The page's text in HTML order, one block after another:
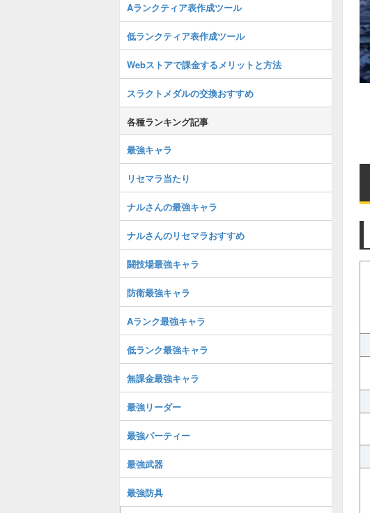
Aランクティア表作成ツール
低ランクティア表作成ツール
Webストアで課金するメリットと方法
スラクトメダルの交換おすすめ
各種ランキング記事
最強キャラ
リセマラ当たり
ナルさんの最強キャラ
ナルさんのリセマラおすすめ
闘技場最強キャラ
防衛最強キャラ
Aランク最強キャラ
低ランク最強キャラ
無課金最強キャラ
最強リーダー
最強パーティー
最強武器
最強防具